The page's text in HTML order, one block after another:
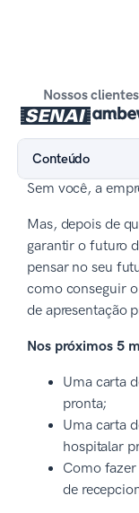
Nossos
Conteúdo
Sem você, a
Mas, depois de
garantir o futuro
pensar no seu
como conseguir
de apresentação
Nos próximos 5
Uma carta
pronta;
Uma carta
hospitalar
Como fazer
de